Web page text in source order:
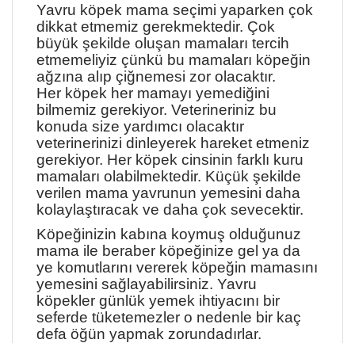
Yavru köpek mama seçimi yaparken çok
dikkat etmemiz gerekmektedir. Çok
büyük şekilde oluşan mamaları tercih
etmemeliyiz çünkü bu mamaları köpeğin
ağzına alıp çiğnemesi zor olacaktır.
Her köpek her mamayı yemediğini
bilmemiz gerekiyor. Veterineriniz bu
konuda size yardımcı olacaktır
veterinerinizi dinleyerek hareket etmeniz
gerekiyor. Her köpek cinsinin farklı kuru
mamaları olabilmektedir. Küçük şekilde
verilen mama yavrunun yemesini daha
kolaylaştıracak ve daha çok sevecektir.
Köpeğinizin kabına koymuş olduğunuz
mama ile beraber köpeğinize gel ya da
ye komutlarını vererek köpeğin mamasını
yemesini sağlayabilirsiniz. Yavru
köpekler günlük yemek ihtiyacını bir
seferde tüketemezler o nedenle bir kaç
defa öğün yapmak zorundadırlar.